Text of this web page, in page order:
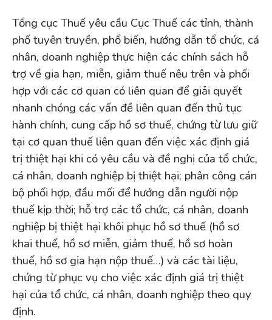
Tổng cục Thuế yêu cầu Cục Thuế các tỉnh, thành
phố tuyên truyền, phổ biến, hướng dẫn tổ chức, cá
nhân, doanh nghiệp thực hiện các chính sách hỗ
trợ về gia hạn, miễn, giảm thuế nêu trên và phối
hợp với các cơ quan có liên quan để giải quyết
nhanh chóng các vấn đề liên quan đến thủ tục
hành chính, cung cấp hồ sơ thuế, chứng từ lưu giữ
tại cơ quan thuế liên quan đến việc xác định giá
trị thiệt hại khi có yêu cầu và đề nghị của tổ chức,
cá nhân, doanh nghiệp bị thiệt hại; phân công cán
bộ phối hợp, đầu mối để hướng dẫn người nộp
thuế kịp thời; hỗ trợ các tổ chức, cá nhân, doanh
nghiệp bị thiệt hại khôi phục hồ sơ thuế (hồ sơ
khai thuế, hồ sơ miễn, giảm thuế, hồ sơ hoàn
thuế, hồ sơ gia hạn nộp thuế…) và các tài liệu,
chứng từ phục vụ cho việc xác định giá trị thiệt
hại của tổ chức, cá nhân, doanh nghiệp theo quy
định.